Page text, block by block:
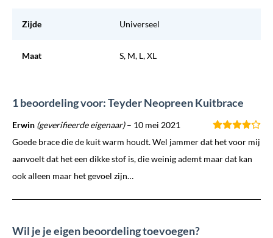
Zijde Universeel
Maat S, M, L, XL
1 beoordeling voor: Teyder Neopreen Kuitbrace
Erwin (geverifieerde eigenaar) – 10 mei 2021
Goede brace die de kuit warm houdt. Wel jammer dat het voor mij
aanvoelt dat het een dikke stof is, die weinig ademt maar dat kan
ook alleen maar het gevoel zijn…
Wil je je eigen beoordeling toevoegen?